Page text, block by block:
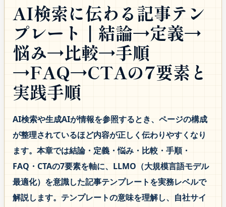
AI検索に伝わる記事テン
プレート｜結論→定義→
悩み→比較→手順
→FAQ→CTAの7要素と
実践手順
AI検索や生成AIが情報を参照するとき、ページの構成
が整理されているほど内容が正しく伝わりやすくなり
ます。本章では結論・定義・悩み・比較・手順・
FAQ・CTAの7要素を軸に、LLMO（大規模言語モデル
最適化）を意識した記事テンプレートを実務レベルで
解説します。テンプレートの意味を理解し、自社サイ